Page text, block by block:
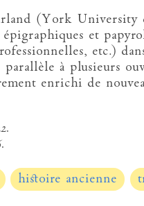
(York University
et
etc.)
à plusieurs
enrichi de
histoire ancienne